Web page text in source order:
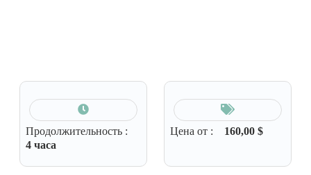
Продолжительность :
4 часа
Цена от : 160,00 $